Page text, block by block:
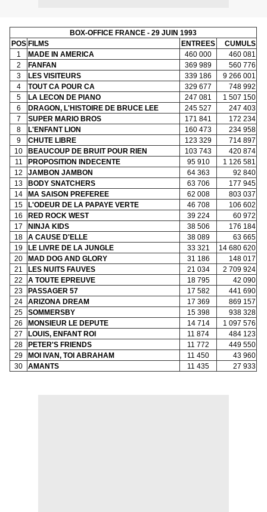
BOX-OFFICE FRANCE - 29 JUIN 1993
POS FILMS ENTREES
CUMULS
1
MADE IN AMERICA 460 000
460 081
2
FANFAN 369 989
560 776
3
LES VISITEURS 339 186
9 266 001
4
TOUT CA POUR CA 329 677
748 992
5
LA LECON DE PIANO 247 081
1 507 150
6
DRAGON, L'HISTOIRE DE BRUCE LEE 245 527
247 403
7
SUPER MARIO BROS 171 841
172 234
8
L'ENFANT LION 160 473
234 958
9
CHUTE LIBRE 123 329
714 897
10
BEAUCOUP DE BRUIT POUR RIEN 103 743
420 874
11
PROPOSITION INDECENTE 95 910
1 126 581
12
JAMBON JAMBON 64 363
92 840
13
BODY SNATCHERS 63 706
177 945
14
MA SAISON PREFEREE 62 008
803 037
15
L'ODEUR DE LA PAPAYE VERTE 46 708
106 602
16
RED ROCK WEST 39 224
60 972
17
NINJA KIDS 38 506
176 184
18
A CAUSE D'ELLE 38 089
63 665
19
LE LIVRE DE LA JUNGLE 33 321
14 680 620
20
MAD DOG AND GLORY 31 186
148 017
21
LES NUITS FAUVES 21 034
2 709 924
22
A TOUTE EPREUVE 18 795
42 090
23
PASSAGER 57 17 582
441 690
24
ARIZONA DREAM 17 369
869 157
25
SOMMERSBY 15 398
938 328
26
MONSIEUR LE DEPUTE 14 714
1 097 576
27
LOUIS, ENFANT ROI 11 874
484 123
28
PETER'S FRIENDS 11 772
449 550
29
MOI IVAN, TOI ABRAHAM 11 450
43 960
30
AMANTS 11 435 27 933